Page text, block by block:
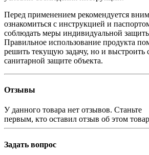
Перед применением рекомендуется
ознакомиться с инструкцией и
соблюдать меры индивидуальной
Правильное использование продукта
решить текущую задачу, но и выстроить
санитарной защите объекта.
Отзывы
У данного товара нет отзывов. Станьте
первым, кто оставил отзыв об этом
Задать вопрос